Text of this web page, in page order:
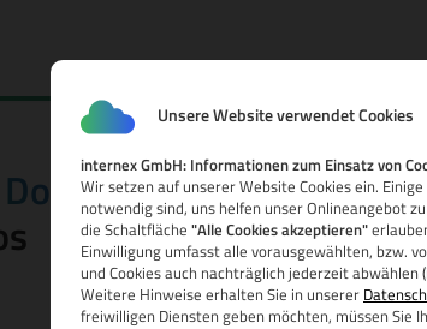
Unsere Website verwendet Cookies
internex GmbH: Informationen zum Einsatz von
Wir setzen auf unserer Website Cookies ein.
notwendig sind, uns helfen unser Onlineangebot
die Schaltfläche "Alle Cookies akzeptieren"
Einwilligung umfasst alle vorausgewählten, bzw.
und Cookies auch nachträglich jederzeit
Weitere Hinweise erhalten Sie in unserer
freiwilligen Diensten geben möchten, müssen Sie